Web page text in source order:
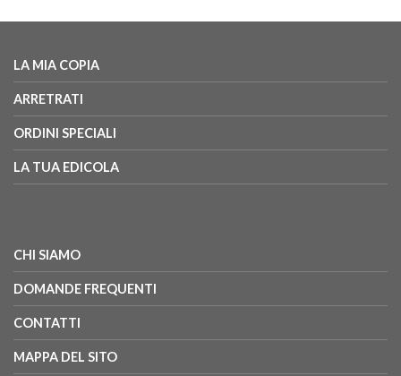
LA MIA COPIA
ARRETRATI
ORDINI SPECIALI
LA TUA EDICOLA
CHI SIAMO
DOMANDE FREQUENTI
CONTATTI
MAPPA DEL SITO